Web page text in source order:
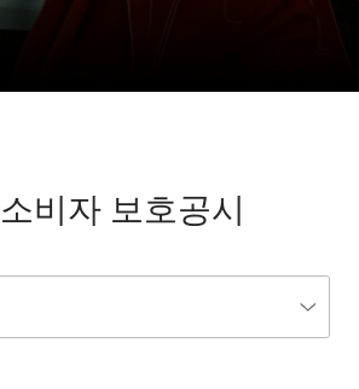
비자 보호공시